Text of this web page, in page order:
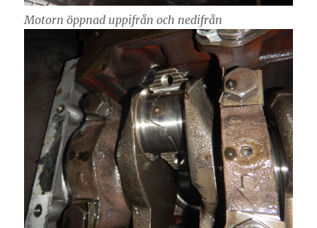
Motorn öppnad uppifrån och nedifrån